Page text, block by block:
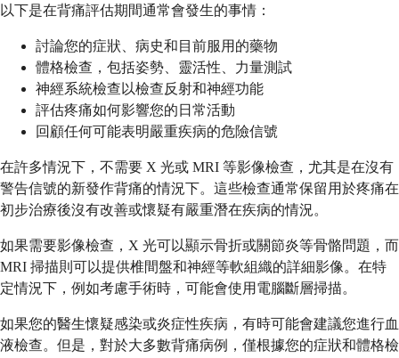
以下是在背痛評估期間通常會發生的事情：
討論您的症狀、病史和目前服用的藥物
體格檢查，包括姿勢、靈活性、力量測試
神經系統檢查以檢查反射和神經功能
評估疼痛如何影響您的日常活動
回顧任何可能表明嚴重疾病的危險信號
在許多情況下，不需要 X 光或 MRI 等影像檢查，尤其是在沒有
警告信號的新發作背痛的情況下。這些檢查通常保留用於疼痛在
初步治療後沒有改善或懷疑有嚴重潛在疾病的情況。
如果需要影像檢查，X 光可以顯示骨折或關節炎等骨骼問題，而
MRI 掃描則可以提供椎間盤和神經等軟組織的詳細影像。在特
定情況下，例如考慮手術時，可能會使用電腦斷層掃描。
如果您的醫生懷疑感染或炎症性疾病，有時可能會建議您進行血
液檢查。但是，對於大多數背痛病例，僅根據您的症狀和體格檢